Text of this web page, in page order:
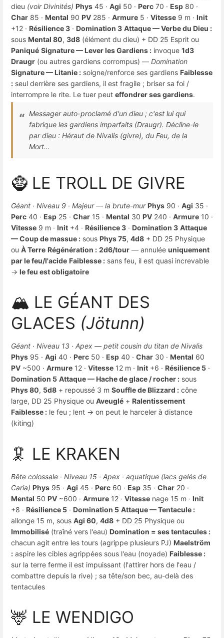
dieu (voir Divinités) Phys 45 · Agi 50 · Perc 70 · Esp 80 ·
Char 85 · Mental 90 PV 285 · Armure 5 · Vitesse 9 m · Init
+12 · Résilience 3 · Domination 3 Attaque — Verbe du Dieu :
sous Mental 80, 3d8 (élément du dieu) + DD 25 Esprit ou
Paniqué Signature — Lever les Gardiens : invoque 1d3
Draugr (ou autres gardiens corrompus) — Domination
Signature — Litanie : soigne/renforce ses gardiens Faiblesse
: seul derrière ses gardiens, il est fragile ; briser sa foi /
interrompre le rite. Le tuer peut effondrer ses gardiens.
Messager auto-proclamé d'un dieu ; c'est lui qui
fabrique les gardiens imparfaits (Draugr). Décline-le
par dieu : Héraut de Nivalis (givre), du Feu, de la
Mort…
🧌 LE TROLL DE GIVRE
Géant · Niveau 9 · Majeur — la brute-mur Phys 90 · Agi 35 ·
Perc 40 · Esp 25 · Char 15 · Mental 30 PV 240 · Armure 10 ·
Vitesse 9 m · Init +4 · Résilience 3 · Domination 3 Attaque
— Coup de massue : sous Phys 75, 4d8 + DD 25 Physique
ou À Terre Régénération : 2d6/tour — annulée uniquement
par le feu/l'acide Faiblesse : sans feu, il est quasi increvable
→ le feu est obligatoire
🏔️ LE GÉANT DES
GLACES (Jötunn)
Géant · Niveau 13 · Apex — petit cousin du titan de Nivalis
Phys 95 · Agi 40 · Perc 50 · Esp 40 · Char 30 · Mental 60
PV ~500 · Armure 12 · Vitesse 12 m · Init +6 · Résilience 5 ·
Domination 5 Attaque — Hache de glace / rocher : sous
Phys 80, 5d8 + repoussé 3 m Souffle de Blizzard : cône
large, DD 25 Physique ou Aveuglé + Ralentissement
Faiblesse : le feu ; lent → on peut le harceler à distance
(kiting)
🦑 LE KRAKEN
Bête colossale · Niveau 15 · Apex · aquatique (lacs gelés de
Caria) Phys 95 · Agi 45 · Perc 60 · Esp 35 · Char 20 ·
Mental 50 PV ~600 · Armure 12 · Vitesse nage 15 m · Init
+8 · Résilience 5 · Domination 5 Attaque — Tentacule :
allonge 15 m, sous Agi 60, 4d8 + DD 25 Physique ou
Immobilisé (traîné vers l'eau) Domination = ses tentacules :
chacun agit entre les tours (agrippe plusieurs PJ) Maelström
: aspire les cibles agrippées sous l'eau (noyade) Faiblesse :
sur la terre ferme il est impuissant (l'attirer hors de l'eau /
combattre depuis la rive) ; sa tête/son bec, au-delà des
tentacules
🦌 LE WENDIGO